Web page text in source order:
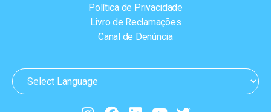
Política de Privacidade
Livro de Reclamações
Canal de Denúncia